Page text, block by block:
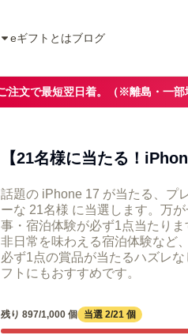
eギフトとはブログ
注文で最短翌日着。（※離島・一部
【21名様に当たる！
話題の iPhone 17 が当たる、プ
ーな 21名様 に当選します。万
事・宿泊体験が必ず1点当たり
非日常を味わえる宿泊体験など
必ず1点の賞品が当たるハズレ
フトにもおすすめです。
残り 897/1,000 個 当選 2/21 個